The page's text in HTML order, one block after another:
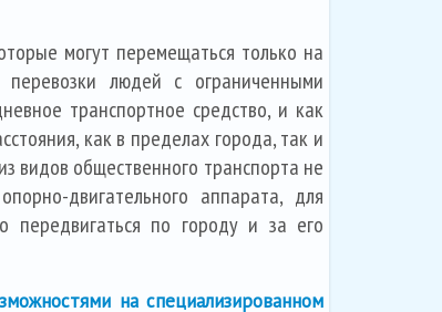
могут перемещаться только на
людей с ограниченными
транспортное средство, и как
как в пределах города, так и
видов общественного транспорта не
двигательного аппарата, для
передвигаться по городу и за его
на специализированном